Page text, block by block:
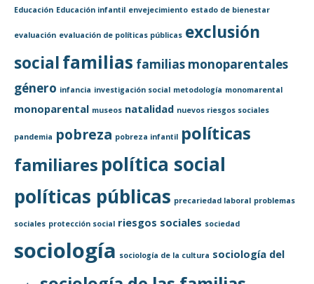
Educación Educación infantil envejecimiento estado de bienestar
evaluación evaluación de políticas públicas exclusión
socialfamilias familias monoparentales
género infancia investigación social metodología monomarental
monoparental museos natalidad nuevos riesgos sociales
pandemia pobreza pobreza infantil políticas
familiares política social
políticas públicas precariedad laboral problemas
sociales protección social riesgos sociales sociedad
sociología sociología de la cultura sociología del